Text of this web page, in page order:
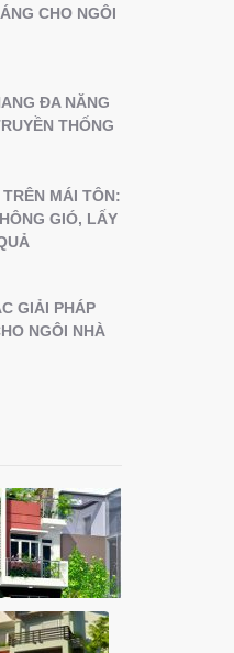
CHO NGÔI
ĐA NĂNG
THỐNG
MÁI TÔN:
GIÓ, LẤY
GIẢI PHÁP
NGÔI NHÀ